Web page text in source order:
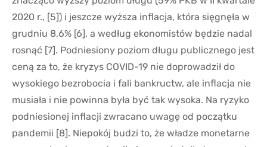
2020 r., [5]) i jeszcze wyższa inflacja, która sięgnęła w
grudniu 8,6% [6], a według ekonomistów będzie nadal
rosnąć [7]. Podniesiony poziom długu publicznego jest
ceną za to, że kryzys COVID-19 nie doprowadził do
wysokiego bezrobocia i fali bankructw, ale inflacja nie
musiała i nie powinna była być tak wysoka. Na ryzyko
podniesionej inflacji zwracano uwagę od początku
pandemii [8]. Niepokój budzi to, że władze monetarne